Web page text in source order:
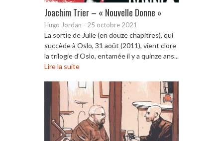
Joachim Trier – « Nouvelle Donne »
Hugo Jordan - 25 octobre 2021
La sortie de Julie (en douze chapitres), qui
succède à Oslo, 31 août (2011), vient clore
la trilogie d’Oslo, entamée il y a quinze ans...
Lire la suite